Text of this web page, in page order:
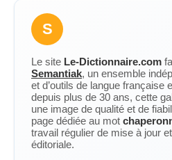
S
Le site Le-Dictionnaire.com
Semantiak, un ensemble
et d’outils de langue française
depuis plus de 30 ans, cette
une image de qualité et de
page dédiée au mot
travail régulier de mise à jour
éditoriale.